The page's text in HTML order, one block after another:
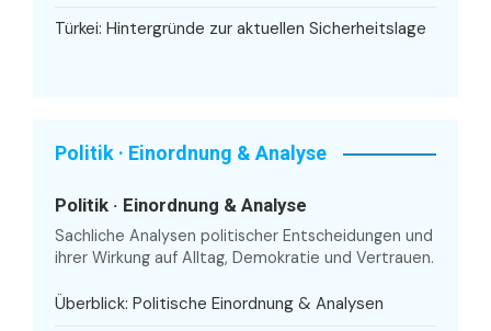
Türkei: Hintergründe zur aktuellen Sicherheitslage
Politik · Einordnung & Analyse
Politik · Einordnung & Analyse
Sachliche Analysen politischer Entscheidungen und
ihrer Wirkung auf Alltag, Demokratie und Vertrauen.
Überblick: Politische Einordnung & Analysen